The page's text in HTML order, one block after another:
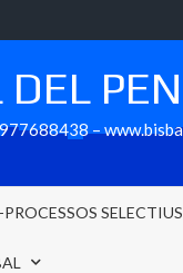
–
PROCESSOS SELECTIUS